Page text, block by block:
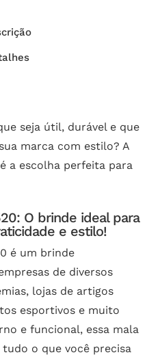
seja útil, durável e que
marca com estilo? A
a escolha perfeita para
O brinde ideal para
e estilo!
é um brinde
de diversos
lojas de artigos
esportivos e muito
e funcional, essa mala
o que você precisa